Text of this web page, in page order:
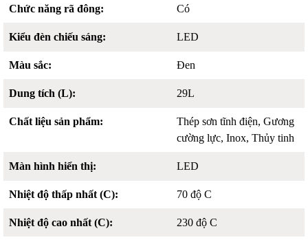
Chức năng rã đông: Có
Kiểu đèn chiếu sáng: LED
Màu sắc: Đen
Dung tích (L): 29L
Chất liệu sản phẩm:
Thép sơn tĩnh điện, Gương
cường lực, Inox, Thủy tinh
Màn hình hiển thị: LED
Nhiệt độ thấp nhất (C): 70 độ C
Nhiệt độ cao nhất (C): 230 độ C